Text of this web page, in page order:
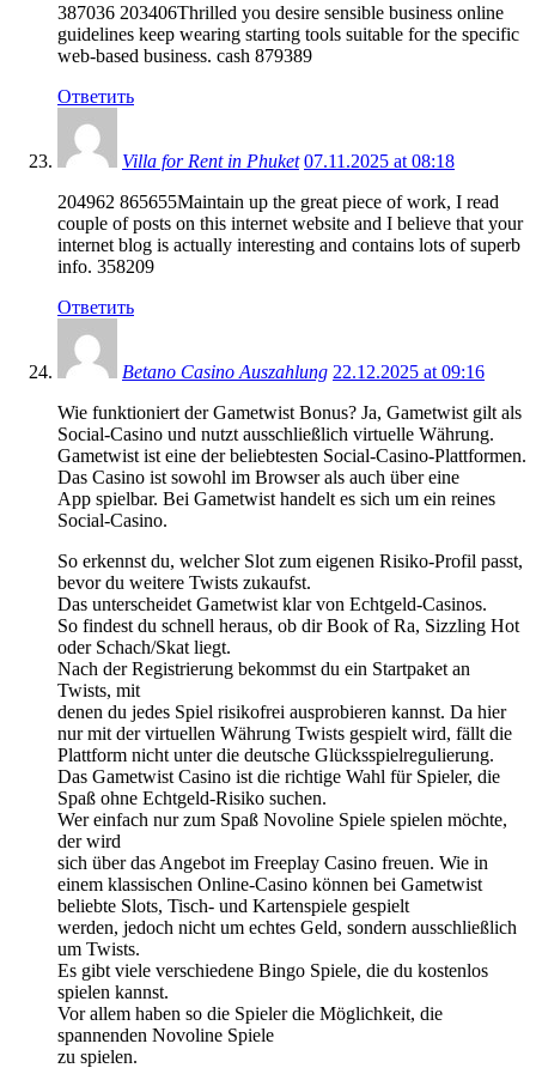
387036 203406Thrilled you desire sensible business online
guidelines keep wearing starting tools suitable for the specific
web-based business. cash 879389
Ответить
Villa for Rent in Phuket 07.11.2025 at 08:18
204962 865655Maintain up the great piece of work, I read
couple of posts on this internet website and I believe that your
internet blog is actually interesting and contains lots of superb
info. 358209
Ответить
Betano Casino Auszahlung 22.12.2025 at 09:16
Wie funktioniert der Gametwist Bonus? Ja, Gametwist gilt als
Social-Casino und nutzt ausschließlich virtuelle Währung.
Gametwist ist eine der beliebtesten Social-Casino-Plattformen.
Das Casino ist sowohl im Browser als auch über eine
App spielbar. Bei Gametwist handelt es sich um ein reines
Social-Casino.
So erkennst du, welcher Slot zum eigenen Risiko-Profil passt,
bevor du weitere Twists zukaufst.
Das unterscheidet Gametwist klar von Echtgeld-Casinos.
So findest du schnell heraus, ob dir Book of Ra, Sizzling Hot
oder Schach/Skat liegt.
Nach der Registrierung bekommst du ein Startpaket an
Twists, mit
denen du jedes Spiel risikofrei ausprobieren kannst. Da hier
nur mit der virtuellen Währung Twists gespielt wird, fällt die
Plattform nicht unter die deutsche Glücksspielregulierung.
Das Gametwist Casino ist die richtige Wahl für Spieler, die
Spaß ohne Echtgeld-Risiko suchen.
Wer einfach nur zum Spaß Novoline Spiele spielen möchte,
der wird
sich über das Angebot im Freeplay Casino freuen. Wie in
einem klassischen Online-Casino können bei Gametwist
beliebte Slots, Tisch- und Kartenspiele gespielt
werden, jedoch nicht um echtes Geld, sondern ausschließlich
um Twists.
Es gibt viele verschiedene Bingo Spiele, die du kostenlos
spielen kannst.
Vor allem haben so die Spieler die Möglichkeit, die
spannenden Novoline Spiele
zu spielen.